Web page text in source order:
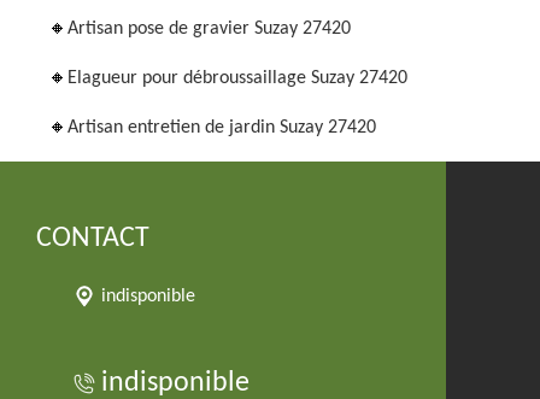
Artisan pose de gravier Suzay 27420
Elagueur pour débroussaillage Suzay 27420
Artisan entretien de jardin Suzay 27420
CONTACT
indisponible
indisponible